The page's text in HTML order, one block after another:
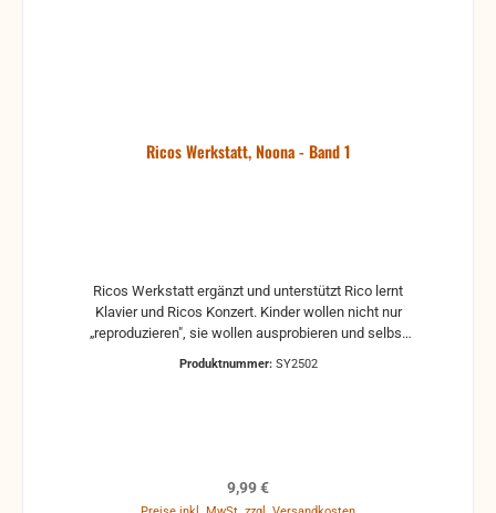
Ricos Werkstatt, Noona - Band 1
Ricos Werkstatt ergänzt und unterstützt Rico lernt
Klavier und Ricos Konzert. Kinder wollen nicht nur
„reproduzieren", sie wollen ausprobieren und selbst
Produktnummer: SY2502
Regulärer Preis:
9,99 €